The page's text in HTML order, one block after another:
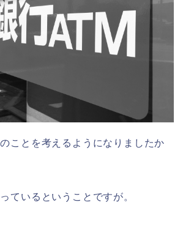
ことを考えるようになりましたか
ているということですが。